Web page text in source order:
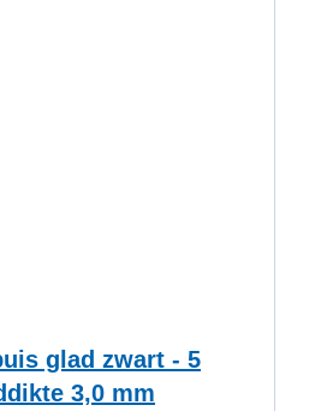
glad zwart - 5
3,0 mm